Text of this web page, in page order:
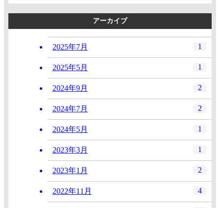
アーカイブ
2025年7月 1
2025年5月 1
2024年9月 2
2024年7月 2
2024年5月 1
2023年3月 1
2023年1月 2
2022年11月 4